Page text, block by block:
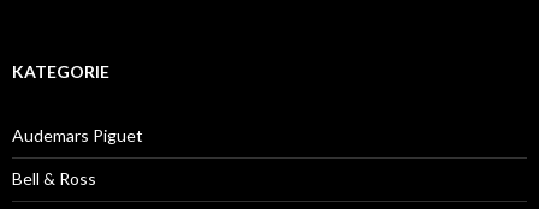
KATEGORIE
Audemars Piguet
Bell & Ross